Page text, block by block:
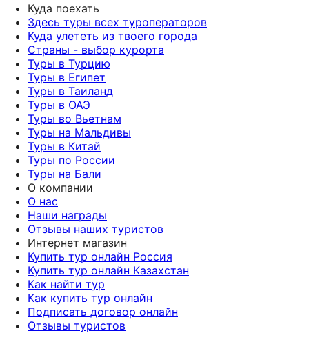
Куда поехать
Здесь туры всех туроператоров
Куда улететь из твоего города
Страны - выбор курорта
Туры в Турцию
Туры в Египет
Туры в Таиланд
Туры в ОАЭ
Туры во Вьетнам
Туры на Мальдивы
Туры в Китай
Туры по России
Туры на Бали
О компании
О нас
Наши награды
Отзывы наших туристов
Интернет магазин
Купить тур онлайн Россия
Купить тур онлайн Казахстан
Как найти тур
Как купить тур онлайн
Подписать договор онлайн
Отзывы туристов